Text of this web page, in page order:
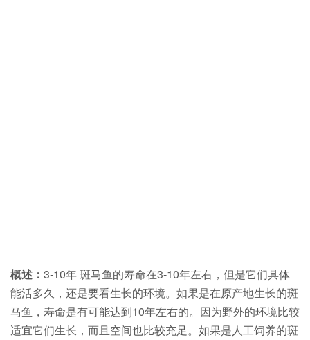
概述： 3-10年 斑马鱼的寿命在3-10年左右，但是它们具体
能活多久，还是要看生长的环境。如果是在原产地生长的斑
马鱼，寿命是有可能达到10年左右的。因为野外的环境比较
适宜它们生长，而且空间也比较充足。如果是人工饲养的斑